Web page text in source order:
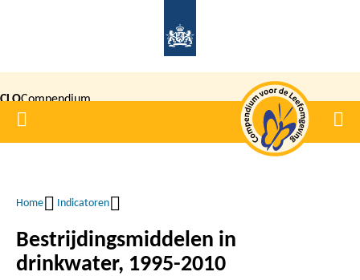
inhoud
gaan
CLOCompendium
voor de
Home
Kruimelpad
Home Indicatoren
Bestrijdingsmiddelen in
drinkwater, 1995-2010